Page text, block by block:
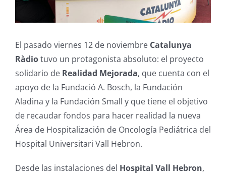
El pasado viernes 12 de noviembre Catalunya
Ràdiotuvo un protagonista absoluto: el proyecto
solidario de Realidad Mejorada, que cuenta con el
apoyo de la Fundació A. Bosch, la Fundación
Aladina y la Fundación Small y que tiene el objetivo
de recaudar fondos para hacer realidad la nueva
Área de Hospitalización de Oncología Pediátrica del
Hospital Universitari Vall Hebron.
Desde las instalaciones del Hospital Vall Hebron,